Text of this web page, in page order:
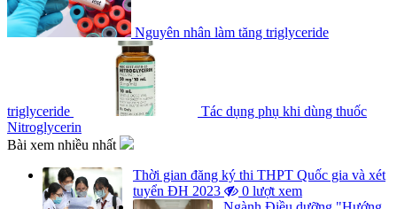
Nguyên nhân làm tăng triglyceride
triglyceride
Tác dụng phụ khi dùng thuốc
Nitroglycerin
Bài xem nhiều nhất
Thời gian đăng ký thi THPT Quốc gia và xét
tuyển ĐH 2023
0 lượt xem